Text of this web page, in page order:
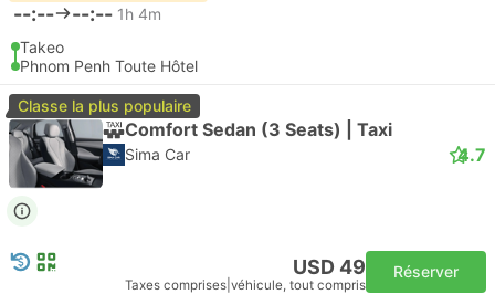
--:-- --:-- 1h 4m
Takeo
Phnom Penh Toute Hôtel
Classe la plus populaire
Comfort Sedan (3 Seats) | Taxi
Sima Car 4.7
USD 49
Taxes comprises véhicule, tout compris
Réserver